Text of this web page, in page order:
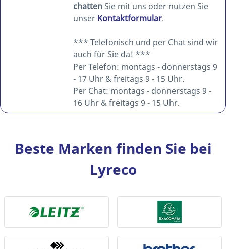
chattenSie mit uns oder nutzen Sie
unser Kontaktformular.
*** Telefonisch und per Chat sind wir
auch für Sie da! ***
Per Telefon: montags - donnerstags 9
- 17 Uhr & freitags 9 - 15 Uhr.
Per Chat: montags - donnerstags 9 -
16 Uhr & freitags 9 - 15 Uhr.
Beste Marken finden Sie bei
Lyreco